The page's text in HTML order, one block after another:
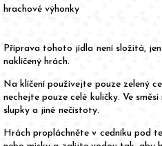
hrachové výhonky
Příprava tohoto jídla není složitá,
naklíčený hrách.
Na klíčení používejte pouze zelený
nechejte pouze celé kuličky. Ve
slupky a jiné nečistoty.
Hrách propláchněte v cedníku pod